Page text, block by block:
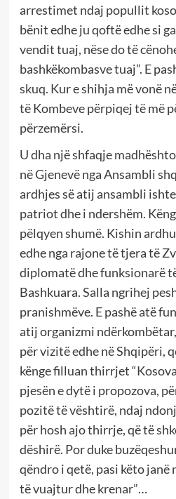
arrestimet ndaj popullit
bënit edhe ju qoftë edhe si
vendit tuaj, nëse do të
bashkëkombasve tuaj”. E
skuq. Kur e shihja më vonë
të Kombeve përpiqej të më
përzemërsi.
U dha një shfaqje
në Gjenevë nga Ansambli
ardhjes së atij ansambli
patriot dhe i ndershëm.
pëlqyen shumë. Kishin
edhe nga rajone të tjera të
diplomatë dhe funksionarë
Bashkuara. Salla ngrihej
pranishmëve. E pashë atë
atij organizmi
për vizitë edhe në Shqipëri,
kënge filluan thirrjet
pjesën e dytë i propozova,
pozitë të vështirë, ndaj
për hosh ajo thirrje, që të
dëshirë. Por duke
qëndro i qetë, pasi këto
të vuajtur dhe krenar”…